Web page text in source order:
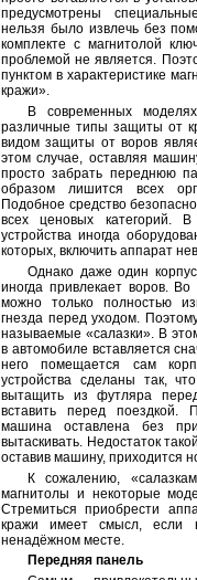
предусмотрены
нельзя было извлечь без
комплекте с магнитолой
проблемой не является.
пунктом в характеристике
кражи».
В современных
различные типы защиты от
видом защиты от воров
этом случае, оставляя
просто забрать переднюю
образом лишится всех
Подобное средство
всех ценовых категорий.
устройства иногда
которых, включить аппарат
Однако даже один
иногда привлекает воров.
можно только полностью
гнезда перед уходом.
называемые «салазки». В
в автомобиле вставляется
него помещается сам
устройства сделаны так,
вытащить из футляра
вставить перед поездкой.
машина оставлена без
вытаскивать. Недостаток
оставив машину, приходится
К сожалению,
магнитолы и некоторые
Стремиться приобрести
кражи имеет смысл, если
ненадёжном месте.
Передняя панель